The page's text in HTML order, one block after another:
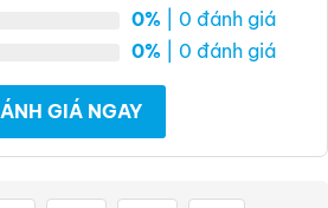
0% | 0 đánh giá
0% | 0 đánh giá
GIÁ NGAY